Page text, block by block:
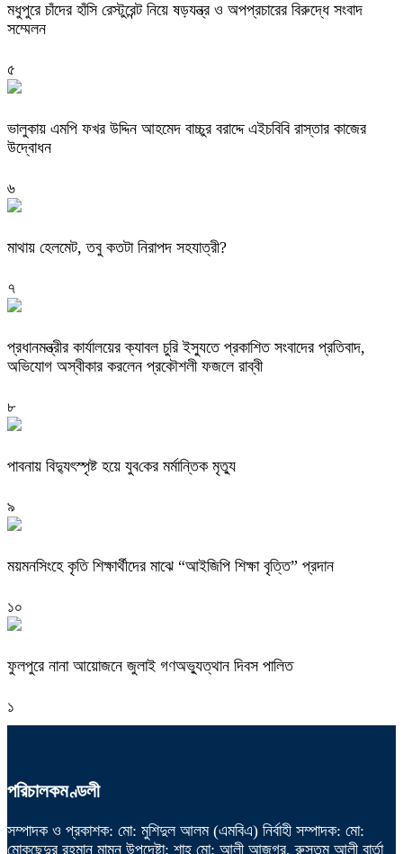
মধুপুরে চাঁদের হাঁসি রেস্টুরেন্ট নিয়ে ষড়যন্ত্র ও অপপ্রচারের বিরুদ্ধে সংবাদ
সম্মেলন
৫
ভালুকায় এমপি ফখর উদ্দিন আহমেদ বাচ্চুর বরাদ্দে এইচবিবি রাস্তার কাজের
উদ্বোধন
৬
মাথায় হেলমেট, তবু কতটা নিরাপদ সহযাত্রী?
৭
প্রধানমন্ত্রীর কার্যালয়ের ক্যাবল চুরি ইস্যুতে প্রকাশিত সংবাদের প্রতিবাদ,
অভিযোগ অস্বীকার করলেন প্রকৌশলী ফজলে রাব্বী
৮
পাবনায় বিদ্যুৎস্পৃষ্ট হয়ে যুব‌কের মর্মান্তিক মৃত্যু
৯
ময়মনসিংহে কৃতি শিক্ষার্থীদের মাঝে “আইজিপি শিক্ষা বৃত্তি” প্রদান
১০
ফুলপুরে নানা আয়োজনে জুলাই গণঅভ্যুত্থান দিবস পালিত
১
পরিচালকমণ্ডলী
সম্পাদক ও প্রকাশক: মো: মুশিদুল আলম (এমবিএ) নির্বাহী সম্পাদক: মো:
মোকছেদুর রহমান মামুন উপদেষ্টা: শাহ্ মো: আলী আজগর, রুস্তম আলী বার্তা